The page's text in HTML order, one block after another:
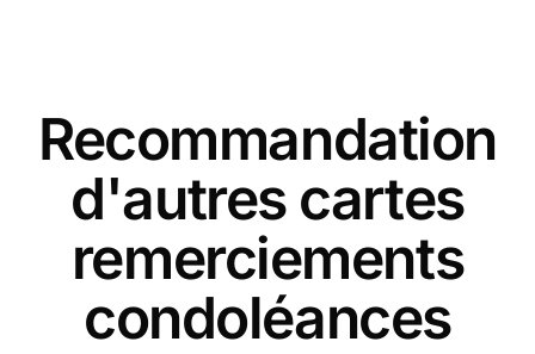
Recommandation
d'autres cartes
remerciements
condoléances